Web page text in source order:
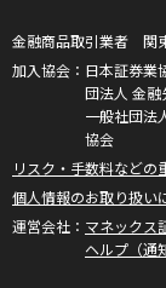
金融商品取引業者 関
日本証券業
団法人 金融
一般社団法
協会
リスク・手数料などの
個人情報のお取り扱い
マネックス
ヘルプ（通